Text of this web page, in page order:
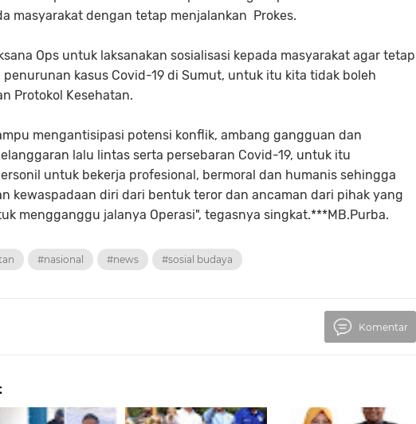
masyarakat dengan tetap menjalankan Prokes.
Ops untuk laksanakan sosialisasi kepada masyarakat agar tetap
kasus Covid-19 di Sumut, untuk itu kita tidak boleh
Protokol Kesehatan.
mengantisipasi potensi konflik, ambang gangguan dan
lalu lintas serta persebaran Covid-19, untuk itu
untuk bekerja profesional, bermoral dan humanis sehingga
kewaspadaan diri dari bentuk teror dan ancaman dari pihak yang
mengganggu jalanya Operasi", tegasnya singkat.***MB.Purba.
#nasional #news #sosial budaya
Komentar